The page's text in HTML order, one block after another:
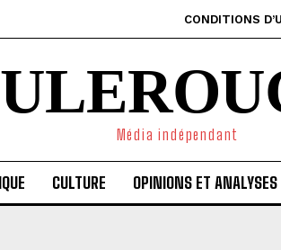
CONDITIONS
Média indépendant
CULTURE OPINIONS ET ANALYSES